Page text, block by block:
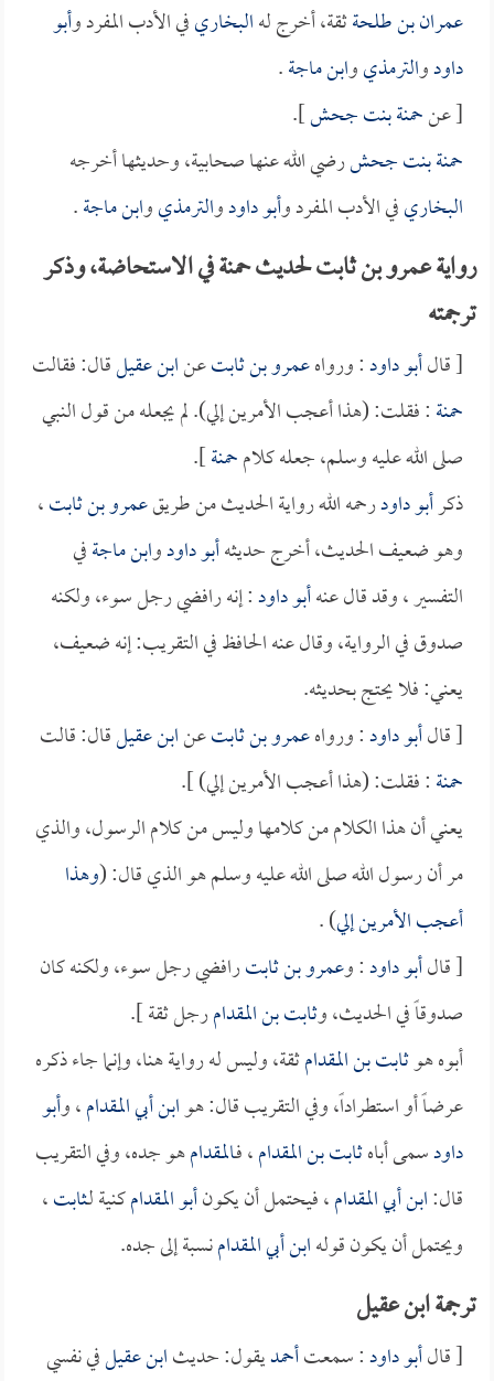
عمران بن طلحةثقة، أخرج لهالبخاريفي الأدب المفرد وأبو
داودوالترمذيوابن ماجة.
[ عنحمنة بنت جحش].
حمنة بنت جحشرضي الله عنها صحابية، وحديثها أخرجه
البخاريفي الأدب المفرد وأبو داودوالترمذيوابن ماجة.
رواية عمرو بن ثابت لحديث حمنة في الاستحاضة، وذكر
ترجمته
[ قالأبو داود: ورواهعمرو بن ثابتعنابن عقيلقال: فقالت
حمنة: فقلت: (هذا أعجب الأمرين إلي). لم يجعله من قول النبي
صلى الله عليه وسلم، جعله كلامحمنة].
ذكرأبو داودرحمه الله رواية الحديث من طريقعمرو بن ثابت،
وهو ضعيف الحديث، أخرج حديثهأبو داودوابن ماجةفي
التفسير ، وقد قال عنهأبو داود: إنه رافضي رجل سوء، ولكنه
صدوق في الرواية، وقال عنه الحافظ في التقريب: إنه ضعيف،
يعني: فلا يحتج بحديثه.
[ قالأبو داود: ورواهعمرو بن ثابتعنابن عقيلقال: قالت
حمنة: فقلت: (هذا أعجب الأمرين إلي) ].
يعني أن هذا الكلام من كلامها وليس من كلام الرسول، والذي
مر أن رسول الله صلى الله عليه وسلم هو الذي قال: (وهذا
أعجب الأمرين إلي) .
[ قالأبو داود: وعمرو بن ثابترافضي رجل سوء، ولكنه كان
صدوقاً في الحديث، وثابت بن المقدامرجل ثقة ].
أبوه هوثابت بن المقدامثقة، وليس له رواية هنا، وإنما جاء ذكره
عرضاً أو استطراداً، وفي التقريب قال: هوابن أبي المقدام، وأبو
داودسمى أباهثابت بن المقدام، فـالمقدامهو جده، وفي التقريب
قال:ابن أبي المقدام، فيحتمل أن يكونأبو المقدامكنية لـثابت،
ويحتمل أن يكون قولهابن أبي المقدامنسبة إلى جده.
ترجمة ابن عقيل
[ قالأبو داود: سمعتأحمديقول: حديثابن عقيلفي نفسي